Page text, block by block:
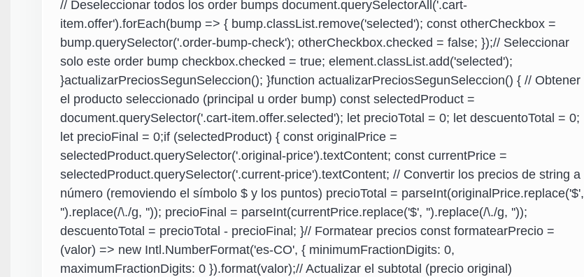
// Deseleccionar todos los order bumps document.querySelectorAll('.cart-
item.offer').forEach(bump => { bump.classList.remove('selected'); const otherCheckbox =
bump.querySelector('.order-bump-check'); otherCheckbox.checked = false; });// Seleccionar
solo este order bump checkbox.checked = true; element.classList.add('selected');
}actualizarPreciosSegunSeleccion(); }function actualizarPreciosSegunSeleccion() { // Obtener
el producto seleccionado (principal u order bump) const selectedProduct =
document.querySelector('.cart-item.offer.selected'); let precioTotal = 0; let descuentoTotal = 0;
let precioFinal = 0;if (selectedProduct) { const originalPrice =
selectedProduct.querySelector('.original-price').textContent; const currentPrice =
selectedProduct.querySelector('.current-price').textContent; // Convertir los precios de string a
número (removiendo el símbolo $ y los puntos) precioTotal = parseInt(originalPrice.replace('$',
'').replace(/\./g, '')); precioFinal = parseInt(currentPrice.replace('$', '').replace(/\./g, ''));
descuentoTotal = precioTotal - precioFinal; }// Formatear precios const formatearPrecio =
(valor) => new Intl.NumberFormat('es-CO', { minimumFractionDigits: 0,
maximumFractionDigits: 0 }).format(valor);// Actualizar el subtotal (precio original)